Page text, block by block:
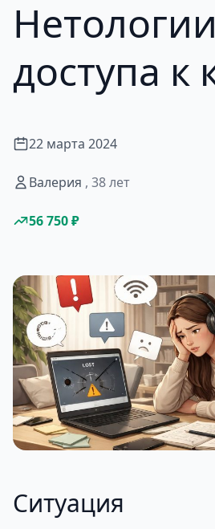
доступа к
22 марта 2024
Валерия , 38 лет
56 750 ₽
Ситуация